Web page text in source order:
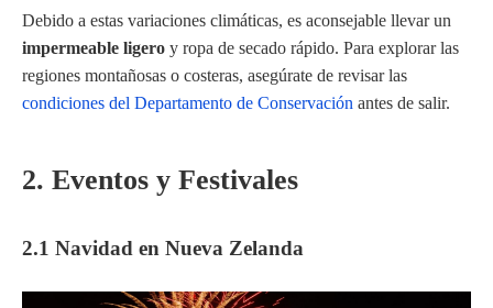
Debido a estas variaciones climáticas, es aconsejable llevar un
impermeable ligero y ropa de secado rápido. Para explorar las
regiones montañosas o costeras, asegúrate de revisar las
condiciones del Departamento de Conservación antes de salir.
2. Eventos y Festivales
2.1 Navidad en Nueva Zelanda